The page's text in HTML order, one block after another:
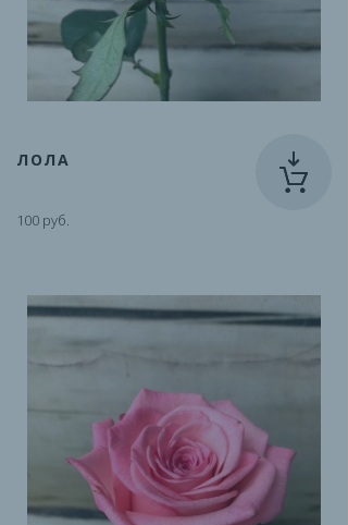
ЛОЛА
100 руб.